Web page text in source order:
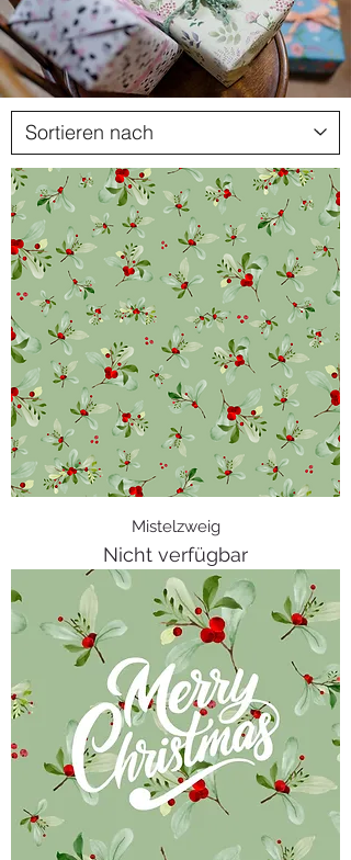
Mistelzweig
Nicht verfügbar